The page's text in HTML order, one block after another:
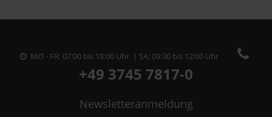
MO - FR: 07:00 bis 18:00 Uhr | SA: 09:30 bis 12:00 Uhr
+49 3745 7817-0
Newsletteranmeldung